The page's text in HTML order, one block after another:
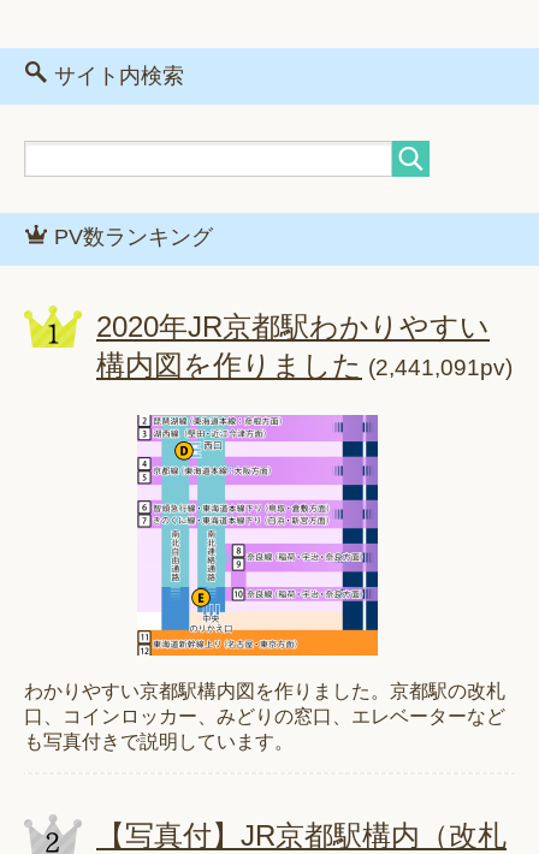
サイト内検索
PV数ランキング
2020年JR京都駅わかりやすい
構内図を作りました (2,441,091pv)
わかりやすい京都駅構内図を作りました。京都駅の改札
口、コインロッカー、みどりの窓口、エレベーターなど
も写真付きで説明しています。
【写真付】JR京都駅構内（改札